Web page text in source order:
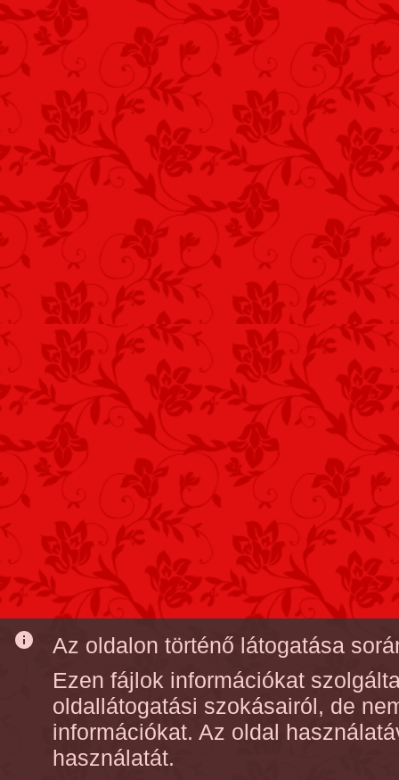
info
Az oldalon történő látogatása
Ezen fájlok információkat
oldallátogatási szokásairól, de
információkat. Az oldal
használatát.